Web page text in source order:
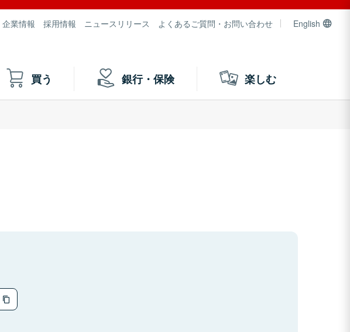
企業情報 採用情報 ニュースリリース よくあるご質問・お問い合わせ English
買う 銀行・保険 楽しむ